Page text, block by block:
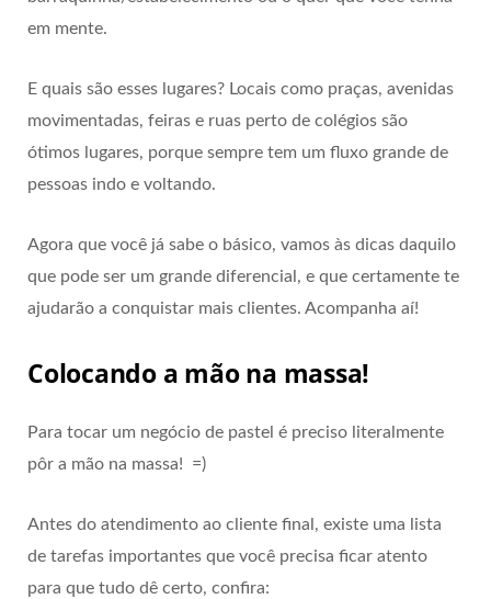
em mente.
E quais são esses lugares? Locais como praças, avenidas
movimentadas, feiras e ruas perto de colégios são
ótimos lugares, porque sempre tem um fluxo grande de
pessoas indo e voltando.
Agora que você já sabe o básico, vamos às dicas daquilo
que pode ser um grande diferencial, e que certamente te
ajudarão a conquistar mais clientes. Acompanha aí!
Colocando a mão na massa!
Para tocar um negócio de pastel é preciso literalmente
pôr a mão na massa! =)
Antes do atendimento ao cliente final, existe uma lista
de tarefas importantes que você precisa ficar atento
para que tudo dê certo, confira: